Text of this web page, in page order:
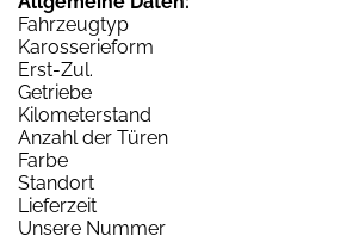
Fahrzeugtyp
Karosserieform
Erst-Zul.
Getriebe
Kilometerstand
Anzahl der Türen
Farbe
Standort
Lieferzeit
Unsere Nummer